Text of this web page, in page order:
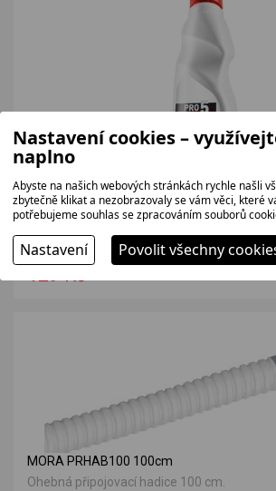
PRO5 Čistič na trouby a sporáky 300 ml
107 bez DPH
129 Kč
MORA PRHAB100 100cm
Ohebná připojovací hadice 100 cm.
Nastavení cookies –
naplno
Abyste na našich webových stránkách rychle našli
zbytečně klikat a nezobrazovaly se vám věci, které
potřebujeme souhlas se zpracováním souborů
Nastavení Povolit všechny